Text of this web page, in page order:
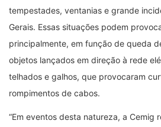
tempestades, ventanias e grande
Gerais. Essas situações podem
principalmente, em função de queda
objetos lançados em direção à rede
telhados e galhos, que provocaram
rompimentos de cabos.
“Em eventos desta natureza, a Cemig